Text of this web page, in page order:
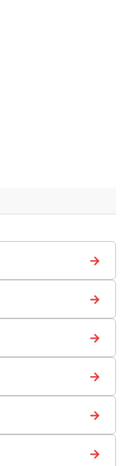
→
→
→
→
→
→